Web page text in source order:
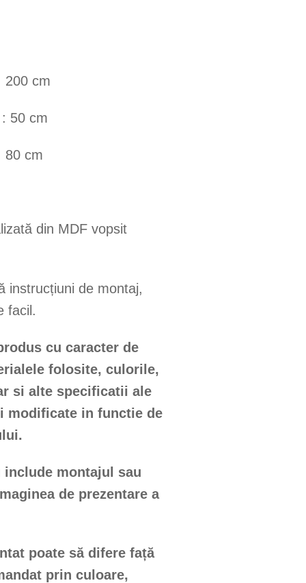
cm
cm
cm
din MDF vopsit
instrucțiuni de montaj,
facil.
cu caracter de
folosite, culorile,
si alte specificatii ale
modificate in functie de
montajul sau
de prezentare a
poate să difere față
prin culoare,